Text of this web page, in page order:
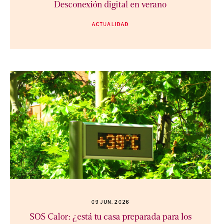
Desconexión digital en verano
ACTUALIDAD
09 JUN. 2026
SOS Calor: ¿está tu casa preparada para los